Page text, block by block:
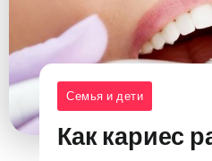
Семья и дети
Как кариес